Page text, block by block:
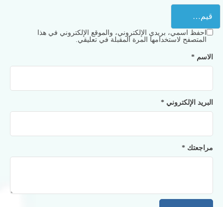
مراجعتك *
الاسم *
البريد الإلكتروني *
احفظ اسمي، بريدي الإلكتروني، والموقع الإلكتروني في هذا
المتصفح لاستخدامها المرة المقبلة في تعليقي.